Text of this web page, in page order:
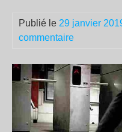
Publié le 29 janvier
commentaire